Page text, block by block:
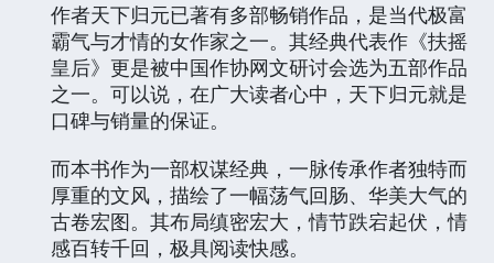
作者天下归元已著有多部畅销作品，是当代极富
霸气与才情的女作家之一。其经典代表作《扶摇
皇后》更是被中国作协网文研讨会选为五部作品
之一。可以说，在广大读者心中，天下归元就是
口碑与销量的保证。
而本书作为一部权谋经典，一脉传承作者独特而
厚重的文风，描绘了一幅荡气回肠、华美大气的
古卷宏图。其布局缜密宏大，情节跌宕起伏，情
感百转千回，极具阅读快感。